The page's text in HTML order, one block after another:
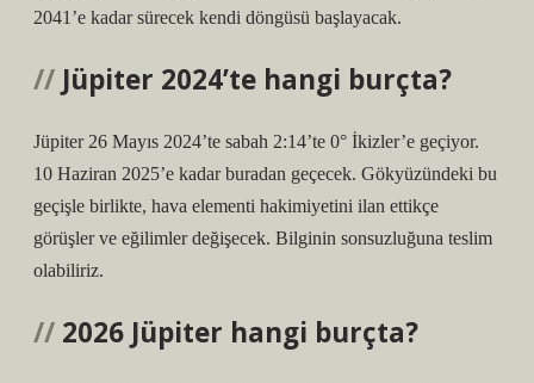
2041’e kadar sürecek kendi döngüsü başlayacak.
Jüpiter 2024’te hangi burçta?
Jüpiter 26 Mayıs 2024’te sabah 2:14’te 0° İkizler’e geçiyor.
10 Haziran 2025’e kadar buradan geçecek. Gökyüzündeki bu
geçişle birlikte, hava elementi hakimiyetini ilan ettikçe
görüşler ve eğilimler değişecek. Bilginin sonsuzluğuna teslim
olabiliriz.
2026 Jüpiter hangi burçta?